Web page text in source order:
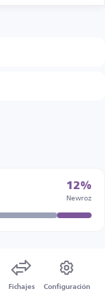
12%
Newroz
Fichajes Configuración